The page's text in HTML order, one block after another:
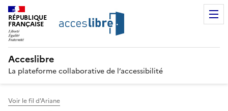
RÉPUBLIQUE
FRANÇAISE
Acceslibre
La plateforme collaborative de l’accessibilité
Voir le fil d'Ariane